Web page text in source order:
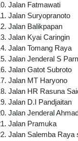
Jalan Fatmawati
Jalan Suryopranoto
Jalan Balikpapan
Jalan Kyai Caringin
Jalan Tomang Raya
Jalan Jenderal S
Jalan Gatot Subroto
Jalan MT Haryono
Jalan HR Rasuna
Jalan D.I Pandjaitan
Jalan Jenderal
Jalan Pramuka
Jalan Salemba Raya